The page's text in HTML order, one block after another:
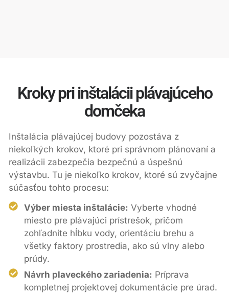
Kroky pri inštalácii plávajúceho
domčeka
Inštalácia plávajúcej budovy pozostáva z
niekoľkých krokov, ktoré pri správnom plánovaní a
realizácii zabezpečia bezpečnú a úspešnú
výstavbu. Tu je niekoľko krokov, ktoré sú zvyčajne
súčasťou tohto procesu:
Výber miesta inštalácie: Vyberte vhodné
miesto pre plávajúci prístrešok, pričom
zohľadnite hĺbku vody, orientáciu brehu a
všetky faktory prostredia, ako sú vlny alebo
prúdy.
Návrh plaveckého zariadenia: Príprava
kompletnej projektovej dokumentácie pre úrad.